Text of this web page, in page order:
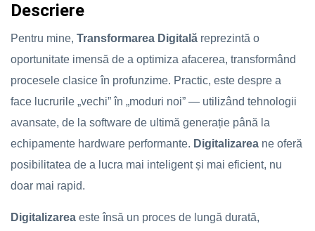
Descriere
Pentru mine, Transformarea Digitală reprezintă o
oportunitate imensă de a optimiza afacerea, transformând
procesele clasice în profunzime. Practic, este despre a
face lucrurile „vechi” în „moduri noi” — utilizând tehnologii
avansate, de la software de ultimă generație până la
echipamente hardware performante. Digitalizarea ne oferă
posibilitatea de a lucra mai inteligent și mai eficient, nu
doar mai rapid.
Digitalizarea este însă un proces de lungă durată,